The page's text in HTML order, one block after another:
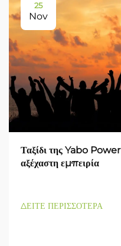
25
Nov
Ταξίδι της Yabo
αξέχαστη εμπειρία
ΔΕΙΤΕ ΠΕΡΙΣΣΟΤΕΡΑ